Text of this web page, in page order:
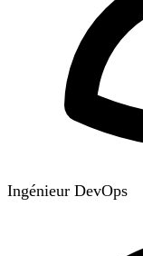
Ingénieur DevOps